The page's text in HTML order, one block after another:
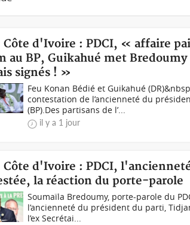
Côte d'Ivoire : PDCI, « affaire
au BP, Guikahué met
signés ! »
Feu Konan Bédié et Guikahué
contestation de l’ancienneté du
(BP).Des partisans de l’...
il y a 1 jour
Côte d'Ivoire : PDCI,
la réaction du porte-parole
Soumaïla Bredoumy, porte-parole du
l’ancienneté du président du parti,
l’ex Secrétai...